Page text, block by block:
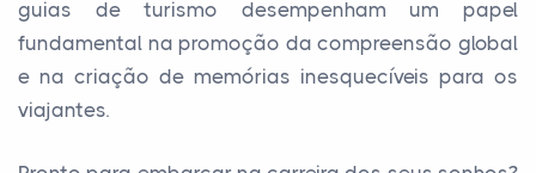
guias de turismo desempenham um papel
fundamental na promoção da compreensão global
e na criação de memórias inesquecíveis para os
viajantes.